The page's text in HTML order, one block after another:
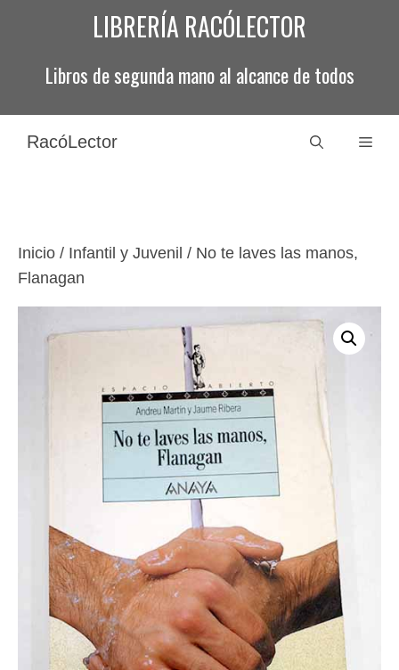
LIBRERÍA RACÓLECTOR
Libros de segunda mano al alcance de todos
RacóLector
Inicio / Infantil y Juvenil / No te laves las manos,
Flanagan